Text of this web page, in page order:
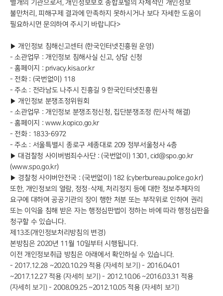
별개의 기관으로서, 개인정보보호 종합포털의 자체적인 개인정보
불만처리, 피해구제 결과에 만족하지 못하시거나 보다 자세한 도움이
필요하시면 문의하여 주시기 바랍니다>
▶ 개인정보 침해신고센터 (한국인터넷진흥원 운영)
- 소관업무 : 개인정보 침해사실 신고, 상담 신청
- 홈페이지 : privacy.kisa.or.kr
- 전화 : (국번없이) 118
- 주소 : 전라남도 나주시 진흥길 9 한국인터넷진흥원
▶ 개인정보 분쟁조정위원회
- 소관업무 : 개인정보 분쟁조정신청, 집단분쟁조정 (민사적 해결)
- 홈페이지 : www.kopico.go.kr
- 전화 : 1833-6972
- 주소 : 서울특별시 종로구 세종대로 209 정부서울청사 4층
▶ 대검찰청 사이버범죄수사단 : (국번없이) 1301, cid@spo.go.kr
(www.spo.go.kr)
▶ 경찰청 사이버안전국 : (국번없이) 182 (cyberbureau.police.go.kr)
또한, 개인정보의 열람, 정정·삭제, 처리정지 등에 대한 정보주체자의
요구에 대하여 공공기관의 장이 행한 처분 또는 부작위로 인하여 권리
또는 이익을 침해 받은 자는 행정심판법이 정하는 바에 따라 행정심판을
청구할 수 있습니다.
제13조(개인정보처리방침의 변경)
본방침은 2020년 11월 10일부터 시행됩니다.
이전 개인정보취급 방침은 아래에서 확인하실 수 있습니다.
- 2017.12.28 ~2020.10.29 적용 (자세히 보기)- 2016.04.01
~2017.12.27 적용 (자세히 보기)- 2012.10.06 ~2016.03.31 적용
(자세히 보기)- 2008.09.25 ~2012.10.05 적용 (자세히 보기)